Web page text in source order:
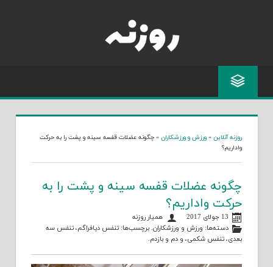
روزنه آنلاین » ورزش و ورزشکاران » چگونه عضلات قفسه سینه و پشت را به حرکت
واداریم؟
چگونه عضلات قفسه سینه و پشت را به
حرکت واداریم؟
13 جولای 2017
همیار روزنه
دسته‌ها: ورزش و ورزشکاران. برچسب‌ها:تنفس دیافراگم،تنفس سه
بعدی، تنفس شکمی، و دم و بازدم.